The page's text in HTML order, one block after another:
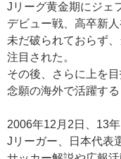
Jリーグ黄金期にジェ
デビュー戦、高卒新
未だ破られておらず
注目された。
その後、さらに上を
念願の海外で活躍する
2006年12月2日、13
Jリーガー、日本代表